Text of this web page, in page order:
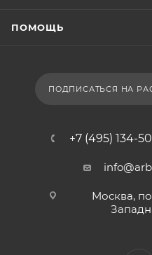
ПОМОЩЬ
ПОДПИСАТЬСЯ НА
+7 (495) 134-
Москва,